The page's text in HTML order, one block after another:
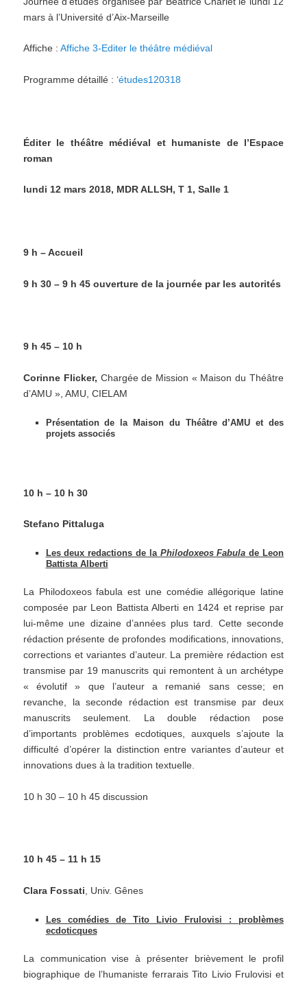
mars à l’Université d’Aix-Marseille
Affiche :Affiche 3-Editer le théâtre médiéval
Programme détaillé :‘études120318
Éditer le théâtre médiéval et humaniste de l’Espace
roman
lundi 12 mars 2018, MDR ALLSH, T 1, Salle 1
9 h – Accueil
9 h 30 – 9 h 45 ouverture de la journée par les autorités
9 h 45 – 10 h
Corinne Flicker, Chargée de Mission « Maison du Théâtre
d’AMU », AMU, CIELAM
Présentation de la Maison du Théâtre d’AMU et des
projets associés
10 h – 10 h 30
Stefano Pittaluga
Les deux redactions de la Philodoxeos Fabula de Leon
Battista Alberti
La Philodoxeos fabula est une comédie allégorique latine
composée par Leon Battista Alberti en 1424 et reprise par
lui-même une dizaine d’années plus tard. Cette seconde
rédaction présente de profondes modifications, innovations,
corrections et variantes d’auteur. La première rédaction est
transmise par 19 manuscrits qui remontent à un archétype
« évolutif » que l’auteur a remanié sans cesse; en
revanche, la seconde rédaction est transmise par deux
manuscrits seulement. La double rédaction pose
d’importants problèmes ecdotiques, auxquels s’ajoute la
difficulté d’opérer la distinction entre variantes d’auteur et
innovations dues à la tradition textuelle.
10 h 30 – 10 h 45 discussion
10 h 45 – 11 h 15
Clara Fossati, Univ. Gênes
Les comédies de Tito Livio Frulovisi : problèmes
ecdoticques
La communication vise à présenter brièvement le profil
biographique de l’humaniste ferrarais Tito Livio Frulovisi et